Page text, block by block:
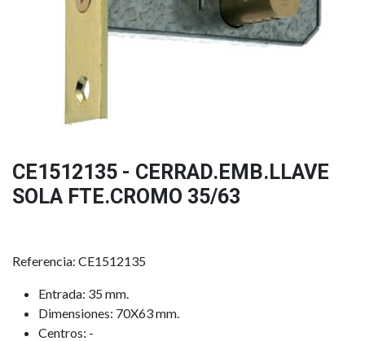
CE1512135 - CERRAD.EMB.LLAVE
SOLA FTE.CROMO 35/63
Referencia: CE1512135
Entrada: 35 mm.
Dimensiones: 70X63 mm.
Centros: -